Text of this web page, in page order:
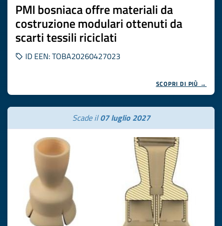
PMI bosniaca offre materiali da
costruzione modulari ottenuti da
scarti tessili riciclati
ID EEN: TOBA20260427023
SCOPRI DI PIÙ →
Scade il07 luglio 2027